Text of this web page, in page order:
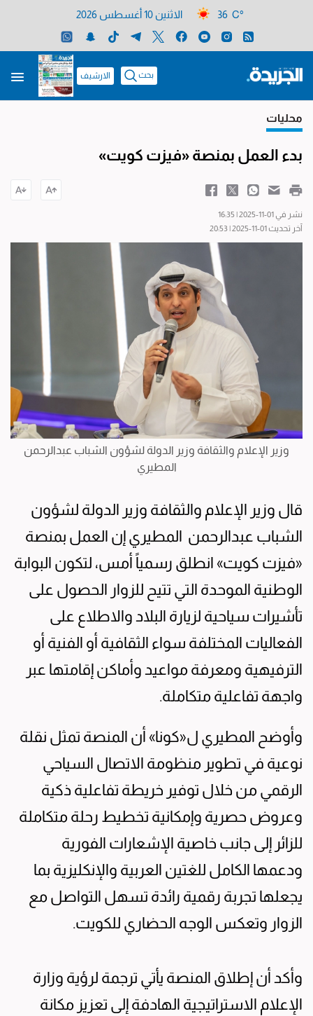
36 C° الاثنين 10 أغسطس 2026
بحث الارشيف
محليات
بدء العمل بمنصة «فيزت كويت»
نشر في 01-11-2025 | 16:35
آخر تحديث 01-11-2025 | 20:53
وزير الإعلام والثقافة وزير الدولة لشؤون الشباب عبدالرحمن
المطيري
قال وزير الإعلام والثقافة وزير الدولة لشؤون
الشباب عبدالرحمن المطيري إن العمل بمنصة
«فيزت كويت» انطلق رسمياً أمس، لتكون البوابة
الوطنية الموحدة التي تتيح للزوار الحصول على
تأشيرات سياحية لزيارة البلاد والاطلاع على
الفعاليات المختلفة سواء الثقافية أو الفنية أو
الترفيهية ومعرفة مواعيد وأماكن إقامتها عبر
واجهة تفاعلية متكاملة.
وأوضح المطيري ل«كونا» أن المنصة تمثل نقلة
نوعية في تطوير منظومة الاتصال السياحي
الرقمي من خلال توفير خريطة تفاعلية ذكية
وعروض حصرية وإمكانية تخطيط رحلة متكاملة
للزائر إلى جانب خاصية الإشعارات الفورية
ودعمها الكامل للغتين العربية والإنكليزية بما
يجعلها تجربة رقمية رائدة تسهل التواصل مع
الزوار وتعكس الوجه الحضاري للكويت.
وأكد أن إطلاق المنصة يأتي ترجمة لرؤية وزارة
الإعلام الاستراتيجية الهادفة إلى تعزيز مكانة